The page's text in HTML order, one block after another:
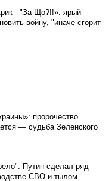
- "За Що?!!»: ярый
войну, "иначе сгорит
пророчество
— судьба Зеленского
Путин сделал ряд
СВО и тылом.